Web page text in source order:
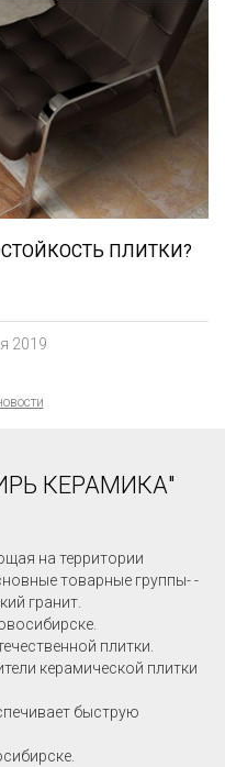
важно важны не
но и ее
же определить
плитки и
расскажем.
ПЛИТКИ?
2019
КЕРАМИКА"
на территории
товарные группы- -
гранит.
плитки.
керамической плитки
быструю